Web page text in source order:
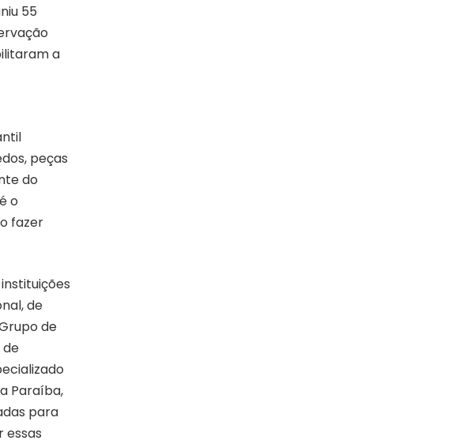
55
a
peças
do
o
fazer
de
de
de
Paraíba,
para
essas